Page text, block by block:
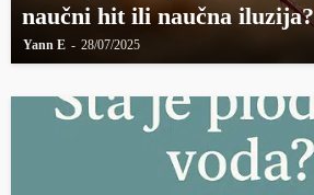
naučni hit ili naučna iluzija?
Yann E 28/07/2025